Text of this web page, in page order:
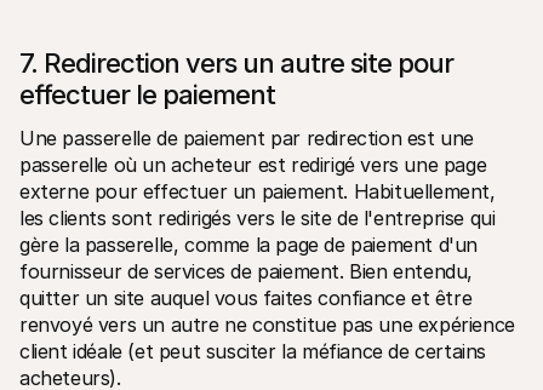
7. Redirection vers un autre site pour
effectuer le paiement
Une passerelle de paiement par redirection est une
passerelle où un acheteur est redirigé vers une page
externe pour effectuer un paiement. Habituellement,
les clients sont redirigés vers le site de l'entreprise qui
gère la passerelle, comme la page de paiement d'un
fournisseur de services de paiement. Bien entendu,
quitter un site auquel vous faites confiance et être
renvoyé vers un autre ne constitue pas une expérience
client idéale (et peut susciter la méfiance de certains
acheteurs).